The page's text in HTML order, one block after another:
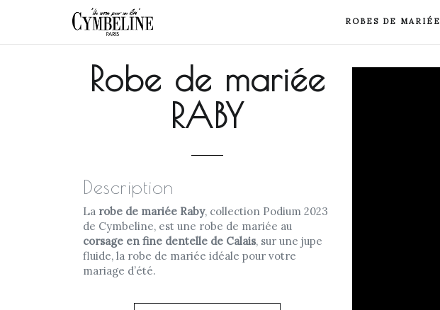
ROBES DE MARIÉE
Robe de mariée
RABY
Description
La robe de mariée Raby, collection Podium 2023
de Cymbeline, est une robe de mariée au
corsage en fine dentelle de Calais, sur une jupe
fluide, la robe de mariée idéale pour votre
mariage d’été.